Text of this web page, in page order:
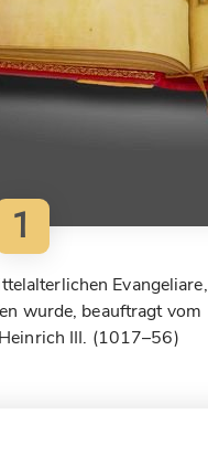
1
Evangeliare,
wurde, beauftragt vom
III. (1017–56)